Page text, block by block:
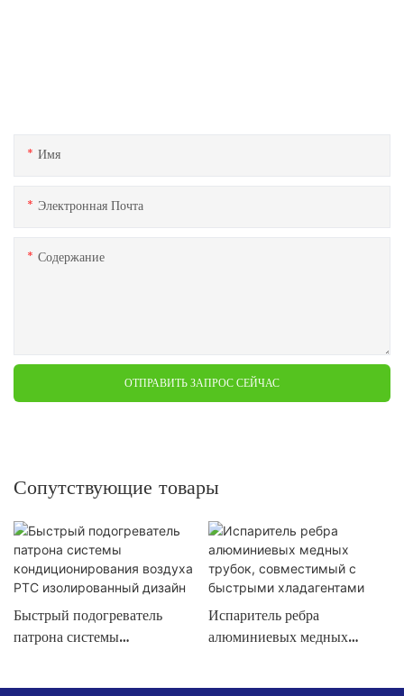
Имя
Электронная Почта
Содержание
ОТПРАВИТЬ ЗАПРОС СЕЙЧАС
Сопутствующие товары
Быстрый подогреватель
патрона системы
Испаритель ребра
алюминиевых медных